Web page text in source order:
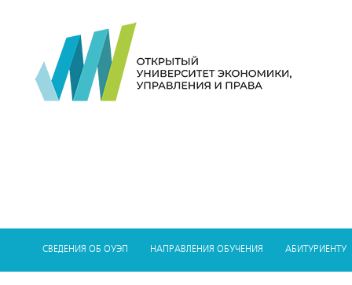
СВЕДЕНИЯ ОБ ОУЭП НАПРАВЛЕНИЯ ОБУЧЕНИЯ АБИТУРИЕНТУ